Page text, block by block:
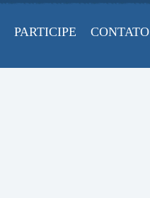
PARTICIPE CONTATO